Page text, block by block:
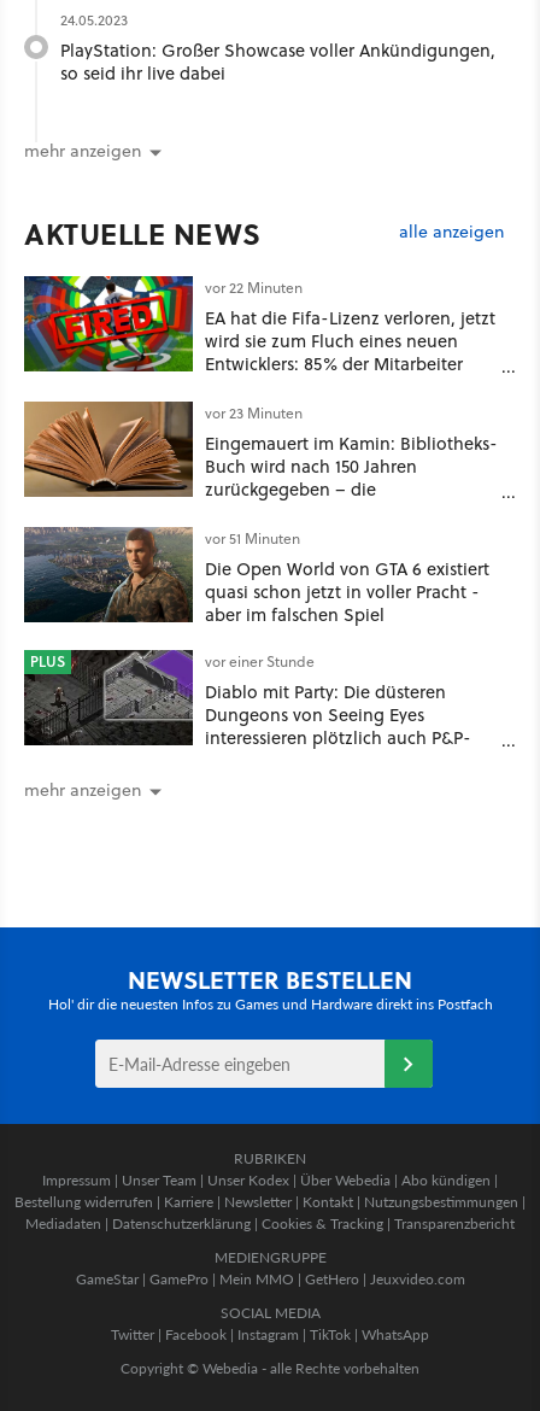
24.05.2023
PlayStation: Großer Showcase voller Ankündigungen,
so seid ihr live dabei
mehr anzeigen
AKTUELLE NEWS alle anzeigen
vor 22 Minuten
EA hat die Fifa-Lizenz verloren, jetzt
wird sie zum Fluch eines neuen
Entwicklers: 85% der Mitarbeiter
vor 23 Minuten
Eingemauert im Kamin: Bibliotheks-
Buch wird nach 150 Jahren
zurückgegeben – die
vor 51 Minuten
Die Open World von GTA 6 existiert
quasi schon jetzt in voller Pracht -
aber im falschen Spiel
PLUS vor einer Stunde
Diablo mit Party: Die düsteren
Dungeons von Seeing Eyes
interessieren plötzlich auch P&P-
mehr anzeigen
NEWSLETTER BESTELLEN
Hol' dir die neuesten Infos zu Games und Hardware direkt ins Postfach
RUBRIKEN
Impressum | Unser Team | Unser Kodex | Über Webedia | Abo kündigen |
Bestellung widerrufen | Karriere | Newsletter | Kontakt | Nutzungsbestimmungen |
Mediadaten | Datenschutzerklärung | Cookies & Tracking | Transparenzbericht
MEDIENGRUPPE
GameStar| GamePro | Mein MMO | GetHero | Jeuxvideo.com
SOCIAL MEDIA
Twitter | Facebook | Instagram | TikTok | WhatsApp
Copyright © Webedia - alle Rechte vorbehalten